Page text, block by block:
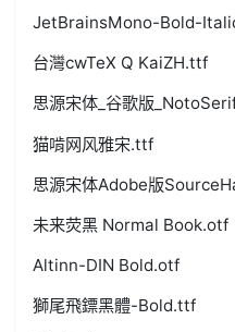
JetBrainsMono-Bold-
台灣cwTeX Q KaiZH.ttf
思源宋体_谷歌版
猫啃网风雅宋.ttf
思源宋体Adobe版
未来荧黑 Normal Book.otf
Altinn-DIN Bold.otf
獅尾飛鏢黑體-Bold.ttf